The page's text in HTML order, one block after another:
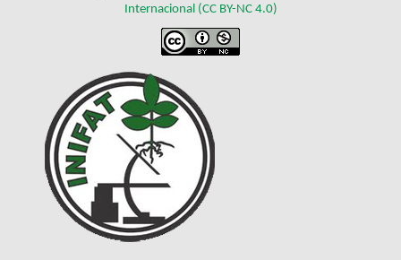
Internacional (CC BY-NC 4.0)